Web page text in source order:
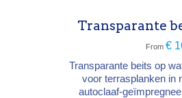
Transparante
From€
Transparante beits op
voor terrasplanken in
autoclaaf-